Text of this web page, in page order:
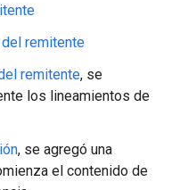
remitente
remitente, se
los lineamientos de
, se agregó una
el contenido de